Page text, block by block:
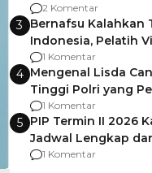
Pemalang
2 Komentar
3 Bernafsu Kalahkan
Indonesia, Pelatih
Berencana Pakai
1 Komentar
4 Mengenal Lisda
Tinggi Polri yang
Usai Jadi Brigjen
1 Komentar
5 PIP Termin II 2026
Jadwal Lengkap
agar Dana Tidak
1 Komentar